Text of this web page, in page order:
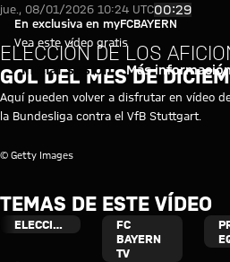
Video: Gol del
Reproducir vídeo
En exclusiva en myFCBAYERN
Vea este vídeo gratis
Iniciar sesión Más
jue., 08/01/2026 10:24 UTC00:29
ELECCIÓN DE LOS
GOL DEL MES DE
Aquí pueden volver a disfrutar en vídeo
la Bundesliga contra el VfB Stuttgart.
© Getty Images
TEMAS DE ESTE VÍDEO
ELECCIONES
FC
BAYERN
TV